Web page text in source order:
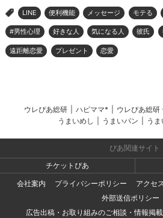
> LINE 便利機能 メッセージ モテる
#男性心理 好きな人 気になる人 彼氏
遠距離恋愛 プレゼント 恋愛
ウレぴあ総研 ハピママ* ウレぴあ総研
うまいめし
うまいパン う
ぴあ関連サイト
チケットぴあ
会社案内
プライバシーポリシー
アクセ
外部送信ポリシー
広告出稿・お取り組みのご相談・情報掲